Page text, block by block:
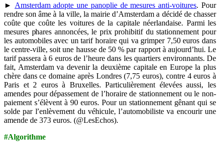
► Amsterdam adopte une panoplie de mesures anti-voitures. Pour
rendre son âme à la ville, la mairie d’Amsterdam a décidé de chasser
coûte que coûte les voitures de la capitale néerlandaise. Parmi les
mesures phares annoncées, le prix prohibitif du stationnement pour
les automobiles avec un tarif horaire qui va grimper 7,50 euros dans
le centre-ville, soit une hausse de 50 % par rapport à aujourd’hui. Le
tarif passera à 6 euros de l’heure dans les quartiers environnants. De
fait, Amsterdam va devenir la deuxième capitale en Europe la plus
chère dans ce domaine après Londres (7,75 euros), contre 4 euros à
Paris et 2 euros à Bruxelles. Particulièrement élevées aussi, les
amendes pour dépassement de l’horaire de stationnement ou le non-
paiement s’élèvent à 90 euros. Pour un stationnement gênant qui se
solde par l’enlèvement du véhicule, l’automobiliste va encourir une
amende de 373 euros. (@LesEchos).
#Algorithme